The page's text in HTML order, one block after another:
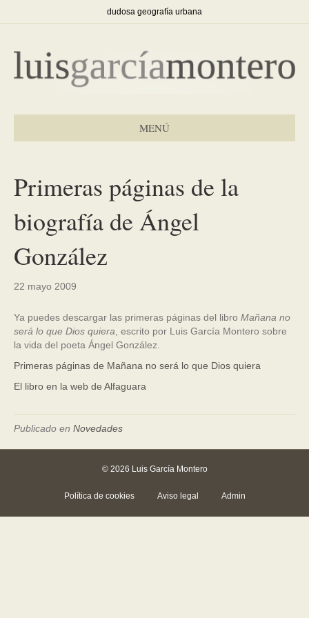
dudosa geografía urbana
MENÚ
Primeras páginas de la
biografía de Ángel
González
22 mayo 2009
Ya puedes descargar las primeras páginas del libro Mañana no
será lo que Dios quiera , escrito por Luis García Montero sobre
la vida del poeta Ángel González.
Primeras páginas de Mañana no será lo que Dios quiera
El libro en la web de Alfaguara
Publicado en Novedades
© 2026 Luis García Montero
Política de cookies Aviso legal Admin